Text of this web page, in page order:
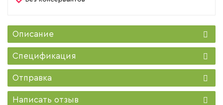
Описание
Спецификация
Отправка
Написать отзыв